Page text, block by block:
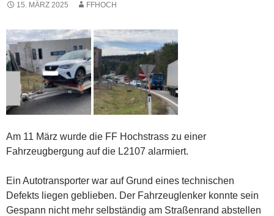
15. MÄRZ 2025 FFHOCH
Am 11 März wurde die FF Hochstrass zu einer
Fahrzeugbergung auf die L2107 alarmiert.
Ein Autotransporter war auf Grund eines technischen
Defekts liegen geblieben. Der Fahrzeuglenker konnte sein
Gespann nicht mehr selbständig am Straßenrand abstellen